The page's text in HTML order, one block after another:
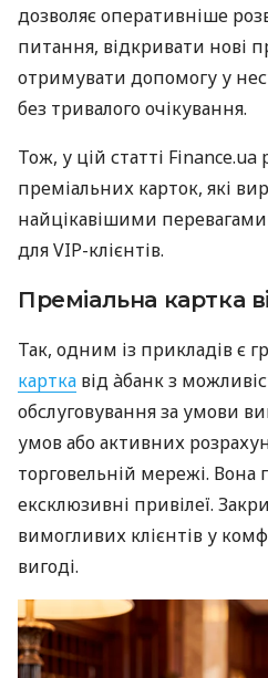
дозволяє оперативніше
питання, відкривати нові
отримувати допомогу у
без тривалого очікування.
Тож, у цій статті Finance.ua
преміальних карток, які
найцікавішими
для VIP-клієнтів.
Преміальна картка
Так, одним із прикладів є
картка від àбанк з
обслуговування за умови
умов або активних
торговельній мережі. Вона
ексклюзивні привілеї.
вимогливих клієнтів у
вигоді.